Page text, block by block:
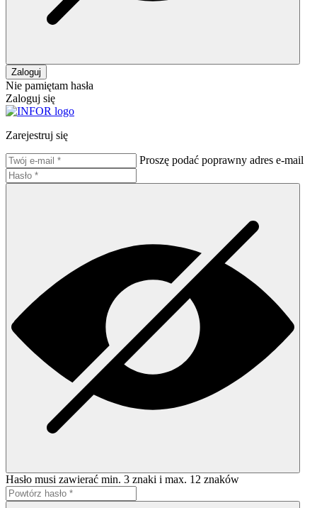
Zaloguj
Nie pamiętam hasła
Zaloguj się
Zarejestruj się
Proszę podać poprawny adres e-mail
Hasło musi zawierać min. 3 znaki i max. 12 znaków